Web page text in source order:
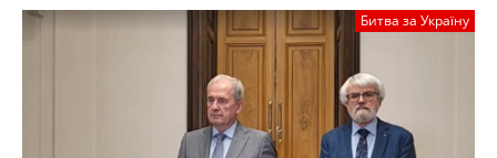
Битва за Україну